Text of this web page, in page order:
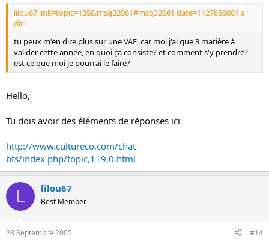
lilou67 link=topic=1358.msg32061#msg32061 date=1127888081 a
dit:
tu peux m'en dire plus sur une VAE, car moi j'ai que 3 matière à
valider cette année, en quoi ça consiste? et comment s'y prendre?
est ce que moi je pourrai le faire?
Hello,
Tu dois avoir des éléments de réponses ici
http://www.cultureco.com/chat-
bts/index.php/topic,119.0.html
L lilou67
Best Member
28 Septembre 2005 #14